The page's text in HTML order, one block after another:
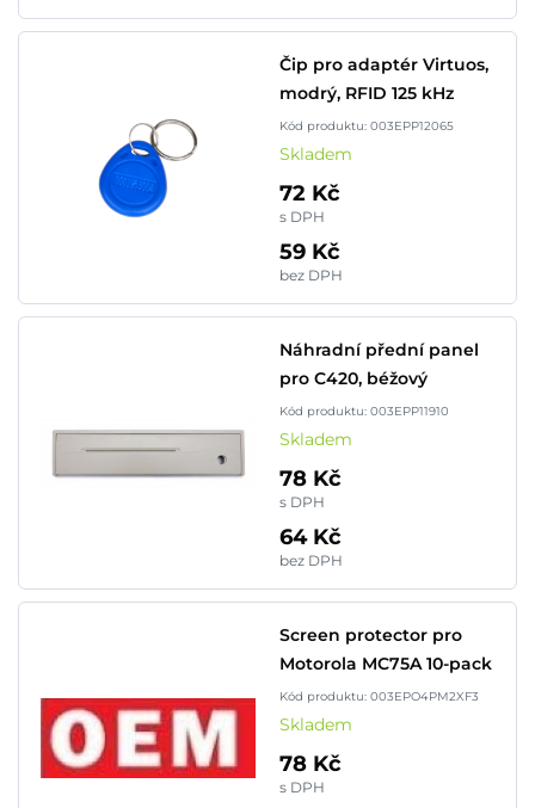
Čip pro adaptér Virtuos,
modrý, RFID 125 kHz
Kód produktu: 003EPP12065
Skladem
72 Kč
s DPH
59 Kč
bez DPH
Náhradní přední panel
pro C420, béžový
Kód produktu: 003EPP11910
Skladem
78 Kč
s DPH
64 Kč
bez DPH
Screen protector pro
Motorola MC75A 10-pack
Kód produktu: 003EPO4PM2XF3
Skladem
78 Kč
s DPH